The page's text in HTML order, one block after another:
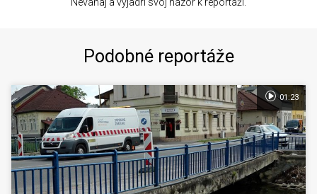
Neváhaj a vyjadri svoj názor k reportáži.
Podobné reportáže
01:23